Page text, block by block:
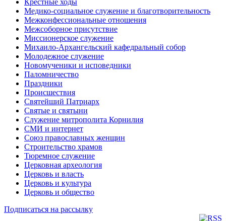
Медико-социальное служение и благотворительность
Межконфессиональные отношения
Межсоборное присутствие
Миссионерское служение
Михаило-Архангельский кафедральный собор
Молодежное служение
Новомученики и исповедники
Паломничество
Праздники
Происшествия
Святейший Патриарх
Святые и святыни
Служение митрополита Корнилия
СМИ и интернет
Союз православных женщин
Строительство храмов
Тюремное служение
Церковная археология
Церковь и власть
Церковь и культура
Церковь и общество
Подписаться на рассылку